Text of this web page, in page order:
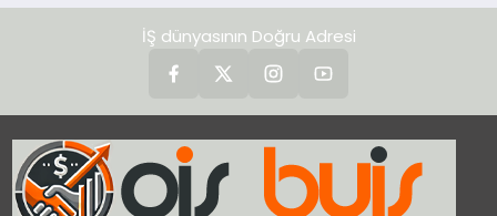
İŞ dünyasının Doğru Adresi